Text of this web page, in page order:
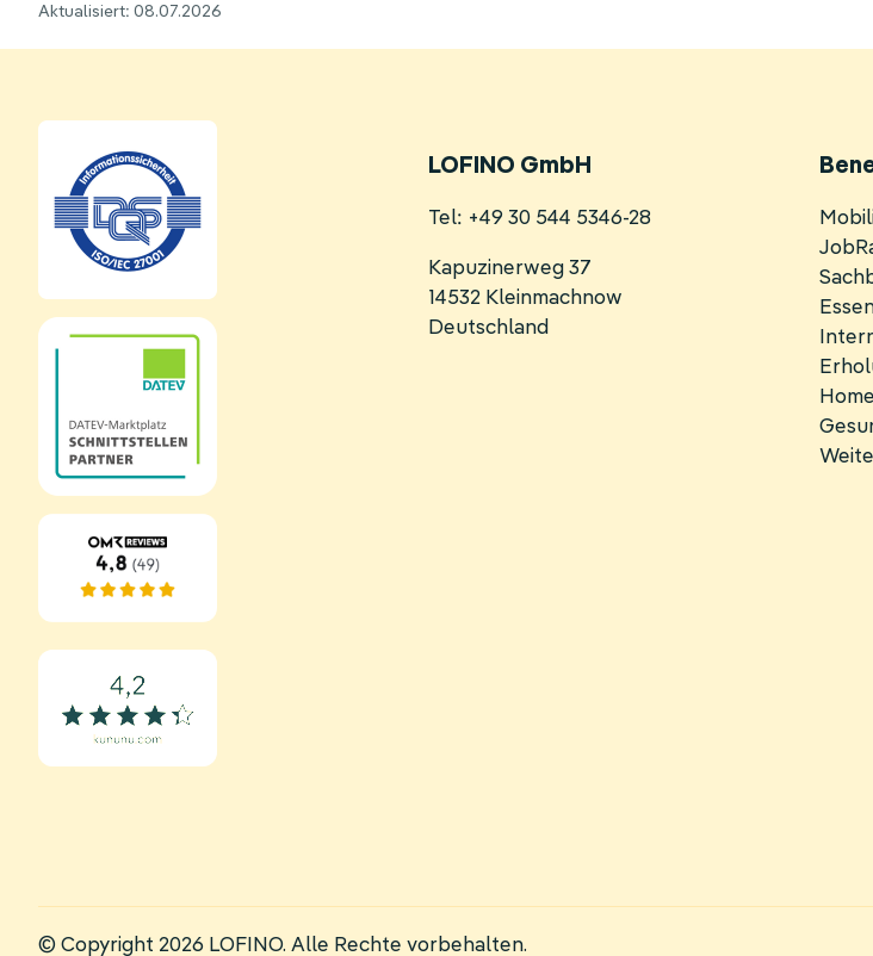
Aktualisiert: 08.07.2026
LOFINO GmbH
Tel: +49 30 544 5346-28
Kapuzinerweg 37
14532 Kleinmachnow
Deutschland
© Copyright 2026 LOFINO. Alle Rechte vorbehalten.